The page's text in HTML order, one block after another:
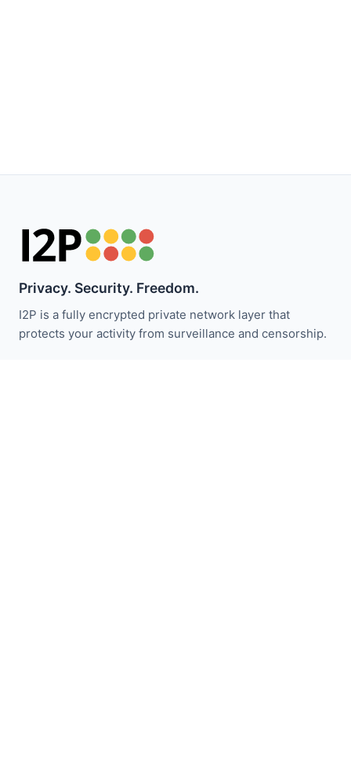
Privacy. Security. Freedom.
I2P is a fully encrypted private network layer that
protects your activity from surveillance and censorship.